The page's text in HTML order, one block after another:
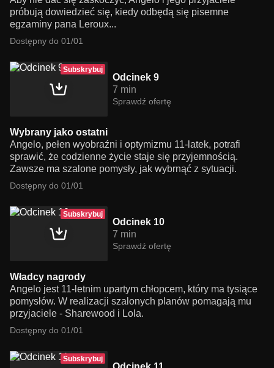
próbują dowiedzieć się, kiedy odbędą się pisemne
egzaminy pana Leroux...
Dostępny do 01/01
Subskrybuj
Odcinek 9
7 min
Sprawdź ofertę
Wybrany jako ostatni
Angelo, pełen wyobraźni i optymizmu 11-latek, potrafi
sprawić, że codzienne życie staje się przyjemnością.
Zawsze ma szalone pomysły, jak wybrnąć z sytuacji.
Dostępny do 01/01
Subskrybuj
Odcinek 10
7 min
Sprawdź ofertę
Władcy nagrody
Angelo jest 11-letnim upartym chłopcem, który ma tysiące
pomysłów. W realizacji szalonych planów pomagają mu
przyjaciele - Sharewood i Lola.
Dostępny do 01/01
Subskrybuj